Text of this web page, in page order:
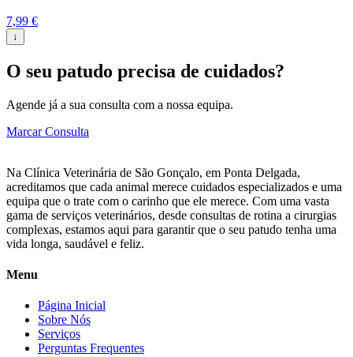
7,99 €
↓
O seu patudo precisa de cuidados?
Agende já a sua consulta com a nossa equipa.
Marcar Consulta
Na Clínica Veterinária de São Gonçalo, em Ponta Delgada,
acreditamos que cada animal merece cuidados especializados e uma
equipa que o trate com o carinho que ele merece. Com uma vasta
gama de serviços veterinários, desde consultas de rotina a cirurgias
complexas, estamos aqui para garantir que o seu patudo tenha uma
vida longa, saudável e feliz.
Menu
Página Inicial
Sobre Nós
Serviços
Perguntas Frequentes